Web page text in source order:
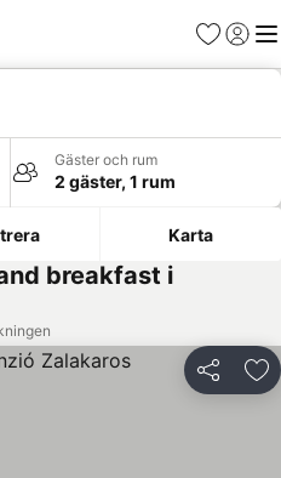
Favoriter
Logga
Gäster och rum
2 gäster, 1 rum
Karta
breakfast i
Dela